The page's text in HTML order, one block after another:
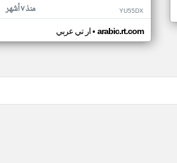
منذ ٧ أشهر YU55DX
ار تي عربي• arabic.rt.com